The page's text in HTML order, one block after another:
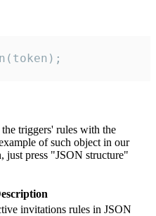
triggers' rules with the
of such object in our
just press "JSON structure"
invitations rules in JSON